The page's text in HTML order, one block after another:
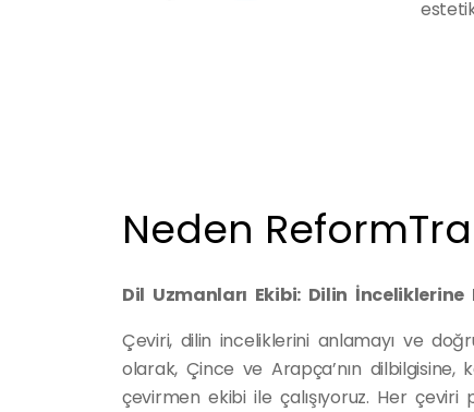
Neden
Dil Uzmanları Ekibi: Dilin
Çeviri, dilin inceliklerini anlamayı ve
olarak, Çince ve Arapça’nın
çevirmen ekibi ile çalışıyoruz. Her